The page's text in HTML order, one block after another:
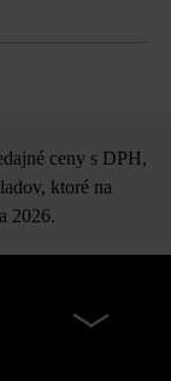
ceny s DPH,
ktoré na
2026.